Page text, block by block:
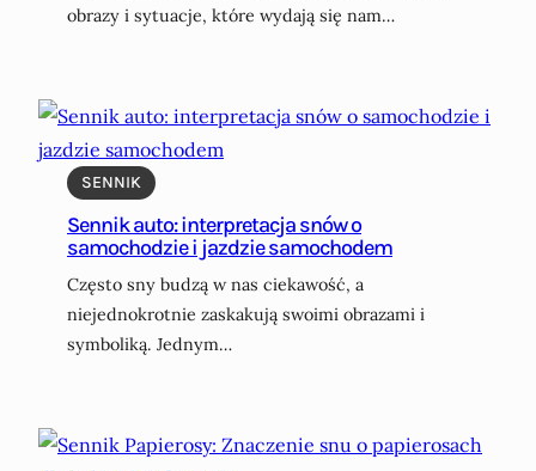
obrazy i sytuacje, które wydają się nam…
SENNIK
Sennik auto: interpretacja snów o
samochodzie i jazdzie samochodem
Często sny budzą w nas ciekawość, a
niejednokrotnie zaskakują swoimi obrazami i
symboliką. Jednym…